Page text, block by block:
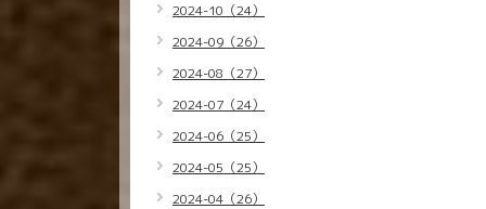
2024-10（24）
2024-09（26）
2024-08（27）
2024-07（24）
2024-06（25）
2024-05（25）
2024-04（26）